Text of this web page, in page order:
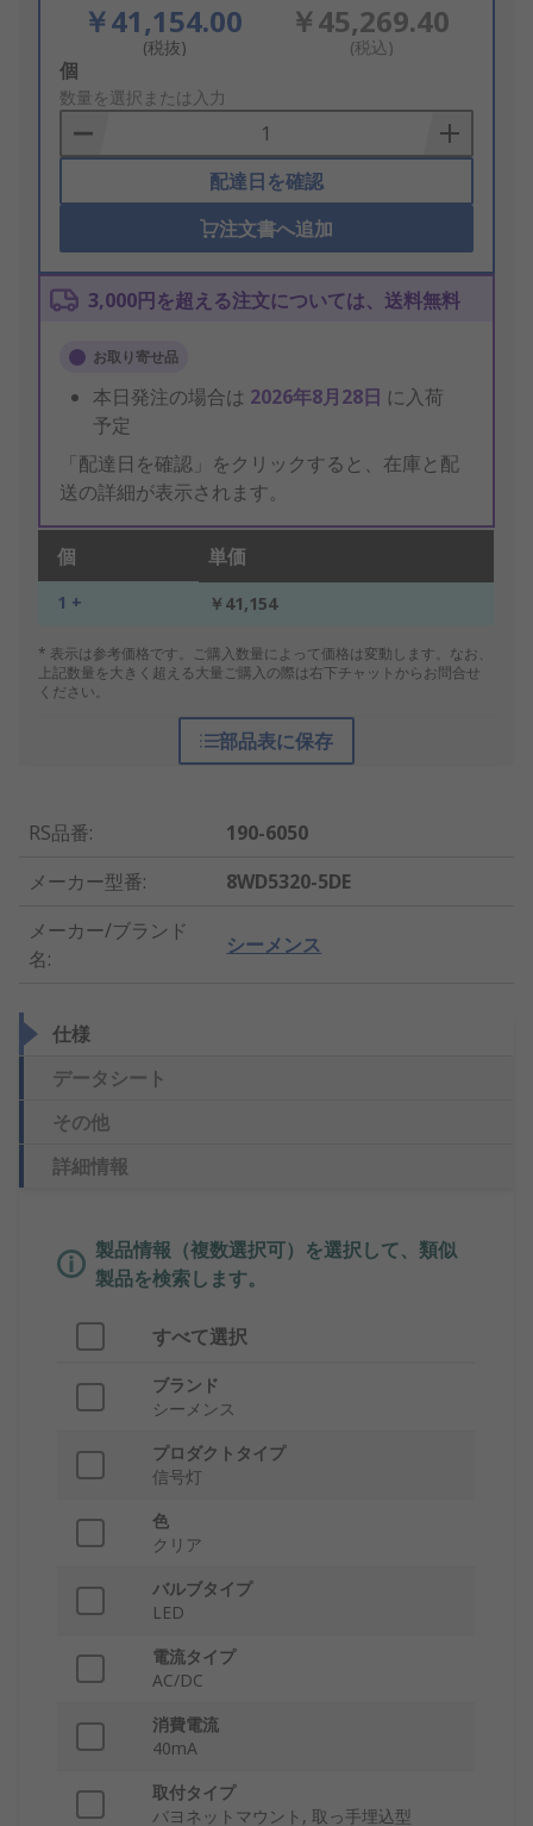
￥41,154.00
(税抜)
￥45,269.40
(税込)
Add
to
Basket
個
数量を選択または入力
配達日を確認
注文書へ追加
3,000円を超える注文については、送料無料
お取り寄せ品
本日発注の場合は 2026年8月28日 に入荷
予定
「配達日を確認」をクリックすると、在庫と配
送の詳細が表示されます。
個 単価
1 + ￥41,154
* 表示は参考価格です。ご購入数量によって価格は変動します。なお、
上記数量を大きく超える大量ご購入の際は右下チャットからお問合せ
ください。
部品表に保存
RS品番:
190-6050
メーカー型番:
8WD5320-5DE
メーカー/ブランド
名:
シーメンス
仕様
データシート
その他
詳細情報
製品情報（複数選択可）を選択して、類似
製品を検索します。
すべて選択
ブランド
シーメンス
プロダクトタイプ
信号灯
色
クリア
バルブタイプ
LED
電流タイプ
AC/DC
消費電流
40mA
取付タイプ
バヨネットマウント, 取っ手埋込型